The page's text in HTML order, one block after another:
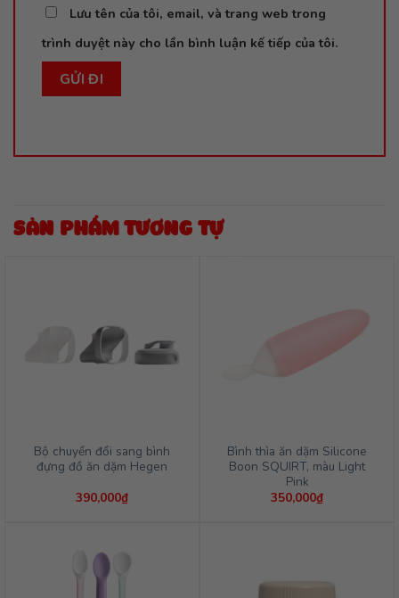
Lưu tên của tôi, email, và trang web trong
trình duyệt này cho lần bình luận kế tiếp của tôi.
SẢN PHẨM TƯƠNG TỰ
Bộ chuyển đổi sang bình
đựng đồ ăn dặm Hegen
390,000₫
Bình thìa ăn dặm Silicone
Boon SQUIRT, màu Light
Pink
350,000₫